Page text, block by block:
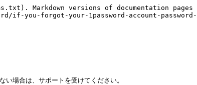
Markdown versions of documentation pages
if-you-forgot-your-1password-account-
場合は、サポートを受けてください。